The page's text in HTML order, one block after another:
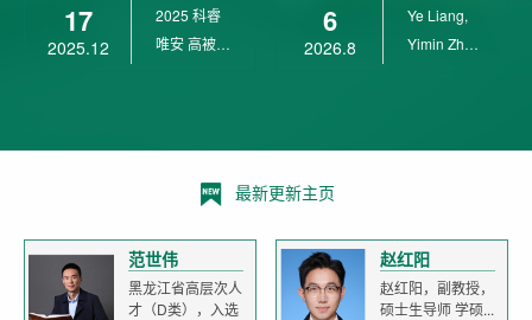
17
2025.12
2025 科睿
唯安 高被引
6
2026.8
Ye Liang,
Yimin Zhu,
最新更新主页
范世伟
黑龙江省高层次人
才（D类），入选
赵红阳
赵红阳，副教授，
硕士生导师 学硕...